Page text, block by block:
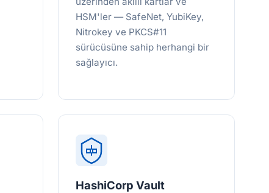
HSM'ler — SafeNet, YubiKey,
Nitrokey ve PKCS#11
sürücüsüne sahip herhangi bir
sağlayıcı.
HashiCorp Vault